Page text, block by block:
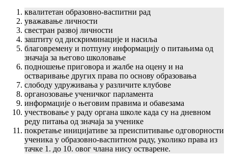
квалитетан образовно-васпитни рад
уважавање личности
свестран развој личности
заштиту од дискриминације и насиља
благовремену и потпуну информацију о питањима од
значаја за његово школовање
подношење приговора и жалбе на оцену и на
остваривање других права по основу образовања
слободу удруживања у различите клубове
органозовање ученичког парламента
информације о његовим правима и обавезама
учествовање у раду органа школе када су на дневном
реду питања од значаја за ученике
покретање иницијативе за преиспитивање одговорности
ученика у образовно-васпитном раду, уколико права из
тачке 1. до 10. овог члана нису остварене.